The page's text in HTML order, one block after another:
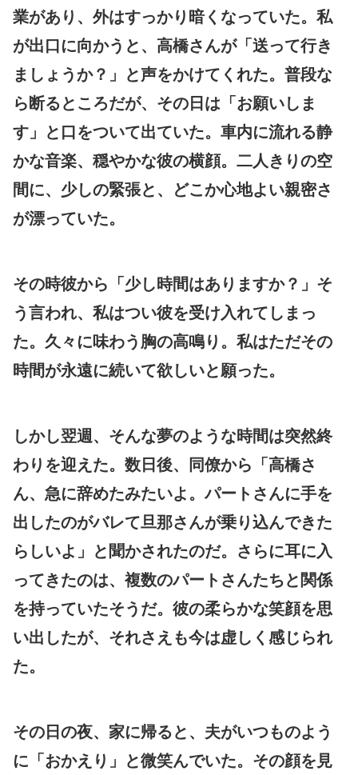
業があり、外はすっかり暗くなっていた。私
が出口に向かうと、高橋さんが「送って行き
ましょうか？」と声をかけてくれた。普段な
ら断るところだが、その日は「お願いしま
す」と口をついて出ていた。車内に流れる静
かな音楽、穏やかな彼の横顔。二人きりの空
間に、少しの緊張と、どこか心地よい親密さ
が漂っていた。
その時彼から「少し時間はありますか？」そ
う言われ、私はつい彼を受け入れてしまっ
た。久々に味わう胸の高鳴り。私はただその
時間が永遠に続いて欲しいと願った。
しかし翌週、そんな夢のような時間は突然終
わりを迎えた。数日後、同僚から「高橋さ
ん、急に辞めたみたいよ。パートさんに手を
出したのがバレて旦那さんが乗り込んできた
らしいよ」と聞かされたのだ。さらに耳に入
ってきたのは、複数のパートさんたちと関係
を持っていたそうだ。彼の柔らかな笑顔を思
い出したが、それさえも今は虚しく感じられ
た。
その日の夜、家に帰ると、夫がいつものよう
に「おかえり」と微笑んでいた。その顔を見